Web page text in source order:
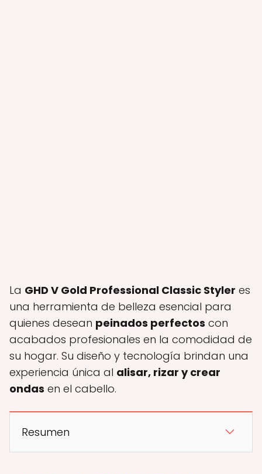
La GHD V Gold Professional Classic Styler es
una herramienta de belleza esencial para
quienes desean peinados perfectos con
acabados profesionales en la comodidad de
su hogar. Su diseño y tecnología brindan una
experiencia única al alisar, rizar y crear
ondas en el cabello.
Resumen